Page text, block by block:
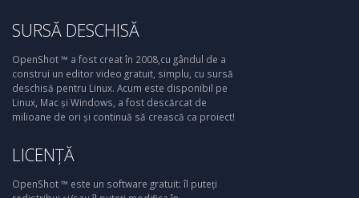
SURSĂ DESCHISĂ
OpenShot ™ a fost creat în 2008,cu gândul de a
construi un editor video gratuit, simplu, cu sursă
deschisă pentru Linux. Acum este disponibil pe
Linux, Mac și Windows, a fost descărcat de
milioane de ori și continuă să crească ca proiect!
LICENȚĂ
OpenShot ™ este un software gratuit: îl puteți